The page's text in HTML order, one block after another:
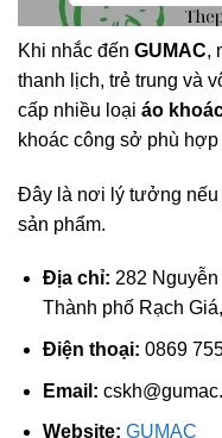
Khi nhắc đến GUMAC,
thanh lịch, trẻ trung và
cấp nhiều loại áo
khoác công sở phù
Đây là nơi lý tưởng nếu
sản phẩm.
Địa chỉ: 282
Thành phố Rạch
Điện thoại: 0869
Email:
Website: GUMAC